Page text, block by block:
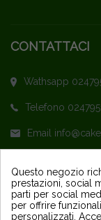
CONTATTACI
Wathsapp
Telefono
Email
dalle ore 9,30
Questo negozio
prestazioni, social
parti per social
per offrire
personalizzati.